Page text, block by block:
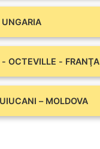
- OCTEVILLE - FRANŢA
– MOLDOVA